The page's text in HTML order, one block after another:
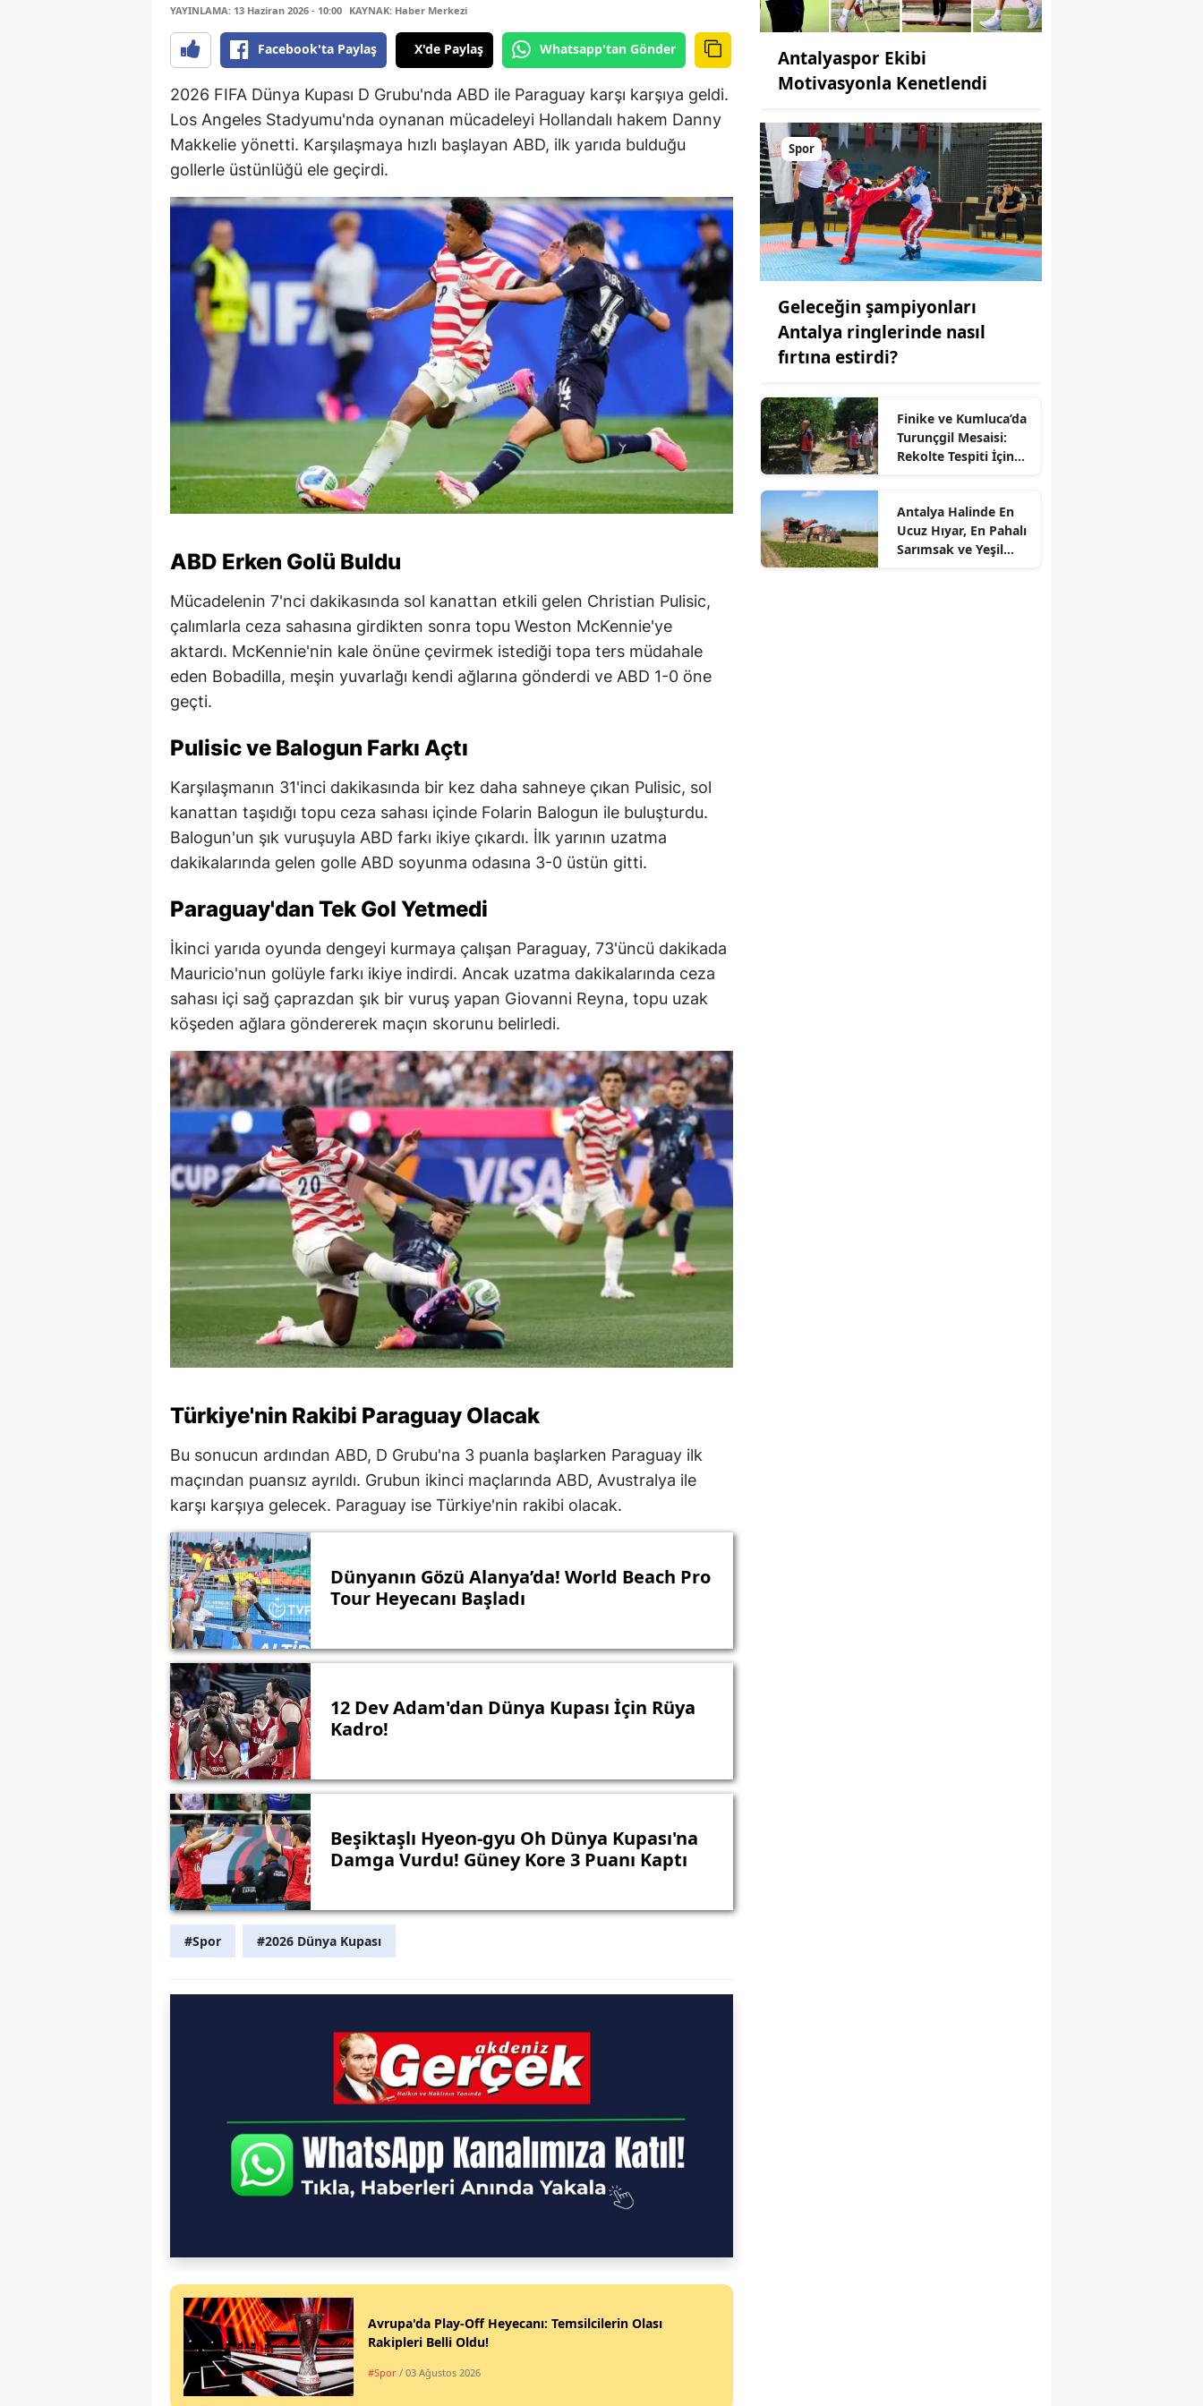
YAYINLAMA: 13 Haziran 2026 - 10:00 KAYNAK: Haber Merkezi
Facebook'ta Paylaş X'de Paylaş Whatsapp'tan Gönder
2026 FIFA Dünya Kupası D Grubu'nda ABD ile Paraguay karşı karşıya geldi.
Los Angeles Stadyumu'nda oynanan mücadeleyi Hollandalı hakem Danny
Makkelie yönetti. Karşılaşmaya hızlı başlayan ABD, ilk yarıda bulduğu
gollerle üstünlüğü ele geçirdi.
ABD Erken Golü Buldu
Mücadelenin 7'nci dakikasında sol kanattan etkili gelen Christian Pulisic,
çalımlarla ceza sahasına girdikten sonra topu Weston McKennie'ye
aktardı. McKennie'nin kale önüne çevirmek istediği topa ters müdahale
eden Bobadilla, meşin yuvarlağı kendi ağlarına gönderdi ve ABD 1-0 öne
geçti.
Pulisic ve Balogun Farkı Açtı
Karşılaşmanın 31'inci dakikasında bir kez daha sahneye çıkan Pulisic, sol
kanattan taşıdığı topu ceza sahası içinde Folarin Balogun ile buluşturdu.
Balogun'un şık vuruşuyla ABD farkı ikiye çıkardı. İlk yarının uzatma
dakikalarında gelen golle ABD soyunma odasına 3-0 üstün gitti.
Paraguay'dan Tek Gol Yetmedi
İkinci yarıda oyunda dengeyi kurmaya çalışan Paraguay, 73'üncü dakikada
Mauricio'nun golüyle farkı ikiye indirdi. Ancak uzatma dakikalarında ceza
sahası içi sağ çaprazdan şık bir vuruş yapan Giovanni Reyna, topu uzak
köşeden ağlara göndererek maçın skorunu belirledi.
Türkiye'nin Rakibi Paraguay Olacak
Bu sonucun ardından ABD, D Grubu'na 3 puanla başlarken Paraguay ilk
maçından puansız ayrıldı. Grubun ikinci maçlarında ABD, Avustralya ile
karşı karşıya gelecek. Paraguay ise Türkiye'nin rakibi olacak.
Dünyanın Gözü Alanya’da! World Beach Pro
Tour Heyecanı Başladı
12 Dev Adam'dan Dünya Kupası İçin Rüya
Kadro!
Beşiktaşlı Hyeon-gyu Oh Dünya Kupası'na
Damga Vurdu! Güney Kore 3 Puanı Kaptı
#Spor #2026 Dünya Kupası
Avrupa'da Play-Off Heyecanı: Temsilcilerin Olası
Rakipleri Belli Oldu!
#Spor / 03 Ağustos 2026
Antalyaspor Ekibi
Motivasyonla Kenetlendi
Spor
Geleceğin şampiyonları
Antalya ringlerinde nasıl
fırtına estirdi?
Finike ve Kumluca’da
Turunçgil Mesaisi:
Rekolte Tespiti İçin
Antalya Halinde En
Ucuz Hıyar, En Pahalı
Sarımsak ve Yeşil